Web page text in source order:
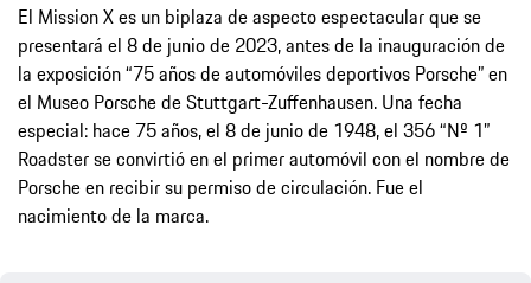
El Mission X es un biplaza de aspecto espectacular que se
presentará el 8 de junio de 2023, antes de la inauguración de
la exposición “75 años de automóviles deportivos Porsche” en
el Museo Porsche de Stuttgart-Zuffenhausen. Una fecha
especial: hace 75 años, el 8 de junio de 1948, el 356 “Nº 1”
Roadster se convirtió en el primer automóvil con el nombre de
Porsche en recibir su permiso de circulación. Fue el
nacimiento de la marca.